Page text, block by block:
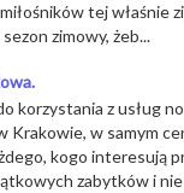
tej właśnie
zimowy, żeb...
korzystania z usług
Krakowie, w samym
kogo interesują
zabytków i